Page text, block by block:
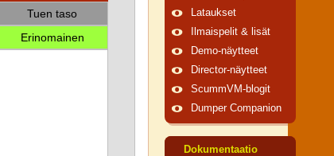
Tuen taso
Erinomainen
Lataukset
Ilmaispelit & lisät
Demo-näytteet
Director-näytteet
ScummVM-blogit
Dumper Companion
Dokumentaatio